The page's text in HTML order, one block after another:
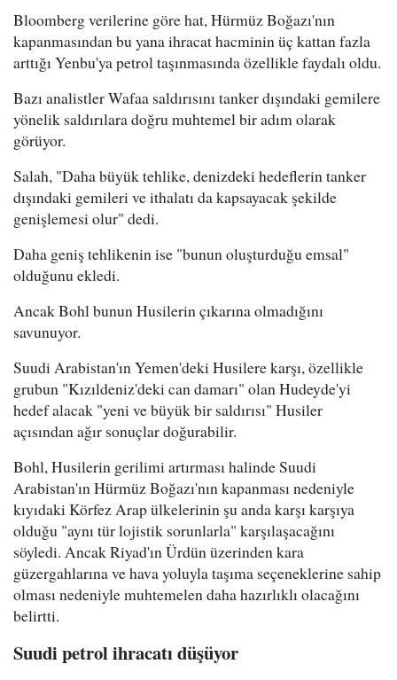
Bloomberg verilerine göre hat, Hürmüz Boğazı'nın
kapanmasından bu yana ihracat hacminin üç kattan fazla
arttığı Yenbu'ya petrol taşınmasında özellikle faydalı oldu.
Bazı analistler Wafaa saldırısını tanker dışındaki gemilere
yönelik saldırılara doğru muhtemel bir adım olarak
görüyor.
Salah, "Daha büyük tehlike, denizdeki hedeflerin tanker
dışındaki gemileri ve ithalatı da kapsayacak şekilde
genişlemesi olur" dedi.
Daha geniş tehlikenin ise "bunun oluşturduğu emsal"
olduğunu ekledi.
Ancak Bohl bunun Husilerin çıkarına olmadığını
savunuyor.
Suudi Arabistan'ın Yemen'deki Husilere karşı, özellikle
grubun "Kızıldeniz'deki can damarı" olan Hudeyde'yi
hedef alacak "yeni ve büyük bir saldırısı" Husiler
açısından ağır sonuçlar doğurabilir.
Bohl, Husilerin gerilimi artırması halinde Suudi
Arabistan'ın Hürmüz Boğazı'nın kapanması nedeniyle
kıyıdaki Körfez Arap ülkelerinin şu anda karşı karşıya
olduğu "aynı tür lojistik sorunlarla" karşılaşacağını
söyledi. Ancak Riyad'ın Ürdün üzerinden kara
güzergahlarına ve hava yoluyla taşıma seçeneklerine sahip
olması nedeniyle muhtemelen daha hazırlıklı olacağını
belirtti.
Suudi petrol ihracatı düşüyor